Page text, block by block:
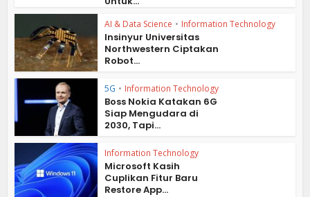
AI & Data Science • Information Technology
Insinyur Universitas
Northwestern Ciptakan
Robot...
5G • Information Technology
Boss Nokia Katakan 6G
Siap Mengudara di
2030, Tapi...
Information Technology
Microsoft Kasih
Cuplikan Fitur Baru
Restore App...